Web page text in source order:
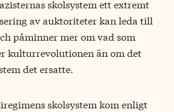
skolsystem ett extremt
av auktoriteter kan leda till
påminner mer om vad som
kulturrevolutionen än om det
det ersatte.
skolsystem kom enligt